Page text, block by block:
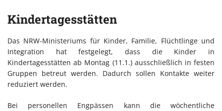
Kindertagesstätten
Das NRW-Ministeriums für Kinder, Familie, Flüchtlinge und
Integration hat festgelegt, dass die Kinder in
Kindertagesstätten ab Montag (11.1.) ausschließlich in festen
Gruppen betreut werden. Dadurch sollen Kontakte weiter
reduziert werden.
Bei personellen Engpässen kann die wöchentliche